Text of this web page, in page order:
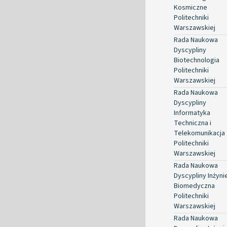
Kosmiczne
Politechniki
Warszawskiej
Rada Naukowa
Dyscypliny
Biotechnologia
Politechniki
Warszawskiej
Rada Naukowa
Dyscypliny
Informatyka
Techniczna i
Telekomunikacja
Politechniki
Warszawskiej
Rada Naukowa
Dyscypliny
Biomedyczna
Politechniki
Warszawskiej
Rada Naukowa